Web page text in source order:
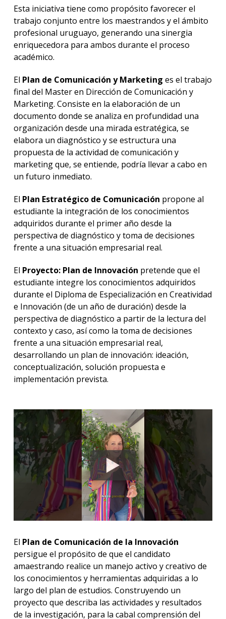
Esta iniciativa tiene como propósito favorecer el
trabajo conjunto entre los maestrandos y el ámbito
profesional uruguayo, generando una sinergia
enriquecedora para ambos durante el proceso
académico.
El Plan de Comunicación y Marketing es el trabajo
final del Master en Dirección de Comunicación y
Marketing. Consiste en la elaboración de un
documento donde se analiza en profundidad una
organización desde una mirada estratégica, se
elabora un diagnóstico y se estructura una
propuesta de la actividad de comunicación y
marketing que, se entiende, podría llevar a cabo en
un futuro inmediato.
El Plan Estratégico de Comunicación propone al
estudiante la integración de los conocimientos
adquiridos durante el primer año desde la
perspectiva de diagnóstico y toma de decisiones
frente a una situación empresarial real.
El Proyecto: Plan de Innovación pretende que el
estudiante integre los conocimientos adquiridos
durante el Diploma de Especialización en Creatividad
e Innovación (de un año de duración) desde la
perspectiva de diagnóstico a partir de la lectura del
contexto y caso, así como la toma de decisiones
frente a una situación empresarial real,
desarrollando un plan de innovación: ideación,
conceptualización, solución propuesta e
implementación prevista.
El Plan de Comunicación de la Innovación
persigue el propósito de que el candidato
amaestrando realice un manejo activo y creativo de
los conocimientos y herramientas adquiridas a lo
largo del plan de estudios. Construyendo un
proyecto que describa las actividades y resultados
de la investigación, para la cabal comprensión del